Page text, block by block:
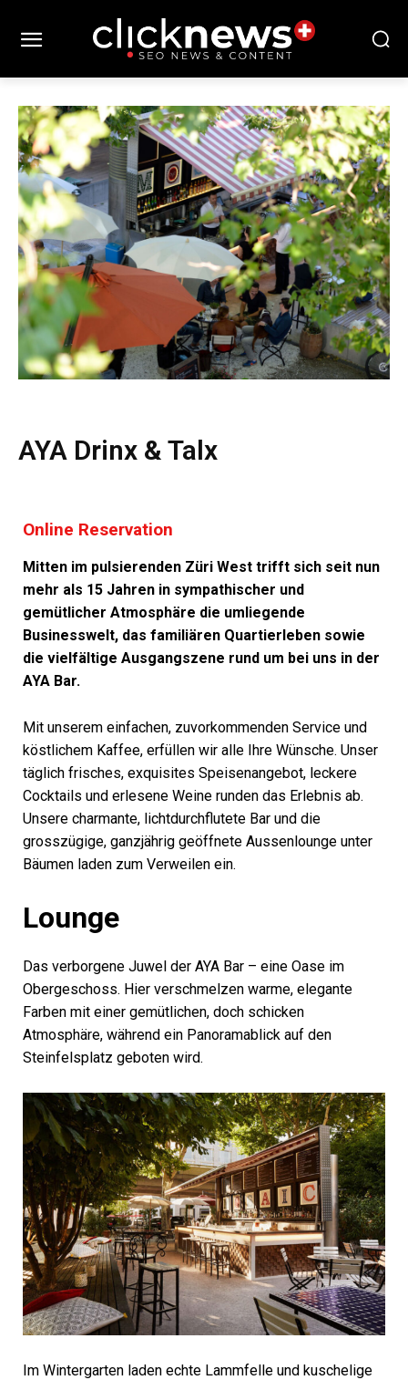
AYA Drinx & Talx
Online Reservation
Mitten im pulsierenden Züri West trifft sich seit nun
mehr als 15 Jahren in sympathischer und
gemütlicher Atmosphäre die umliegende
Businesswelt, das familiären Quartierleben sowie
die vielfältige Ausgangszene rund um bei uns in der
AYA Bar.
Mit unserem einfachen, zuvorkommenden Service und
köstlichem Kaffee, erfüllen wir alle Ihre Wünsche. Unser
täglich frisches, exquisites Speisenangebot, leckere
Cocktails und erlesene Weine runden das Erlebnis ab.
Unsere charmante, lichtdurchflutete Bar und die
grosszügige, ganzjährig geöffnete Aussenlounge unter
Bäumen laden zum Verweilen ein.
Lounge
Das verborgene Juwel der AYA Bar – eine Oase im
Obergeschoss. Hier verschmelzen warme, elegante
Farben mit einer gemütlichen, doch schicken
Atmosphäre, während ein Panoramablick auf den
Steinfelsplatz geboten wird.
Im Wintergarten laden echte Lammfelle und kuschelige